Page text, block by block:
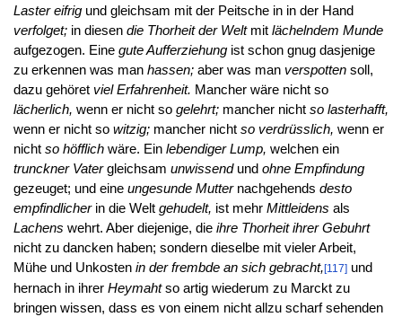
Laster eifrigund gleichsam mit der Peitsche in in der Hand
verfolget;in diesen die Thorheit der Weltmit lächelndem Munde
aufgezogen. Eine gute Aufferziehungist schon gnug dasjenige
zu erkennen was man hassen;aber was man verspottensoll,
dazu gehöret viel Erfahrenheit. Mancher wäre nicht so
lächerlich, wenn er nicht so gelehrt;mancher nicht so lasterhafft,
wenn er nicht so witzig;mancher nicht so verdrüsslich, wenn er
nicht so höfflichwäre. Ein lebendiger Lump, welchen ein
trunckner Vatergleichsam unwissendund ohne Empfindung
gezeuget; und eine ungesunde Mutternachgehends desto
empfindlicherin die Welt gehudelt, ist mehr Mittleidens als
Lachens wehrt. Aber diejenige, die ihre Thorheit ihrer Gebuhrt
nicht zu dancken haben; sondern dieselbe mit vieler Arbeit,
Mühe und Unkosten in der frembde an sich gebracht, [117]und
hernach in ihrer Heymahtso artig wiederum zu Marckt zu
bringen wissen, dass es von einem nicht allzu scharf sehenden